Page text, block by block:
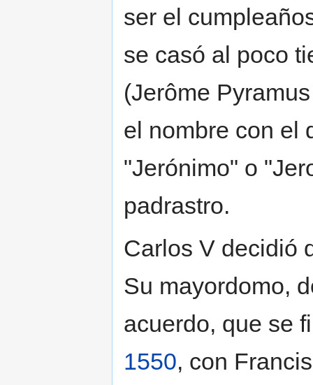
ser el
se casó al poco
(Jerôme
el nombre con el
"Jerónimo" o
padrastro.
Carlos V decidió
Su mayordomo,
acuerdo, que se
1550, con